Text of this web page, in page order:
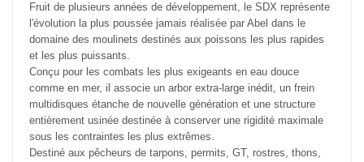
Fruit de plusieurs années de développement, le SDX représente
l'évolution la plus poussée jamais réalisée par Abel dans le
domaine des moulinets destinés aux poissons les plus rapides
et les plus puissants.
Conçu pour les combats les plus exigeants en eau douce
comme en mer, il associe un arbor extra-large inédit, un frein
multidisques étanche de nouvelle génération et une structure
entièrement usinée destinée à conserver une rigidité maximale
sous les contraintes les plus extrêmes.
Destiné aux pêcheurs de tarpons, permits, GT, rostres, thons,